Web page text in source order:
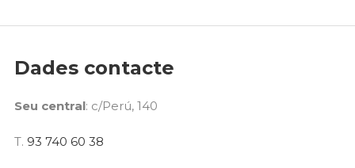
Dades contacte
Seu central: c/Perú, 140
T. 93 740 60 38